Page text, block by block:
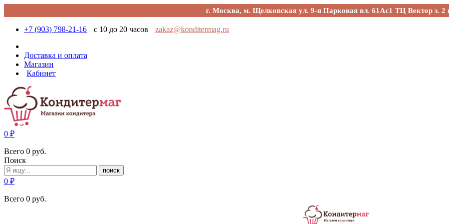
г. Москва, м. Щелковская ул. 9-я Парковая вл. 61Ас1 ТЦ Вектор э. 2
+7 (903) 798-21-16 с 10 до 20 часов zakaz@konditermag.ru
Доставка и оплата
Магазин
Кабинет
0 ₽
Всего 0 руб.
Поиск
поиск
0 ₽
Всего 0 руб.